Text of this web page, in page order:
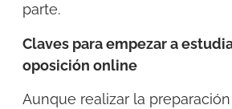
parte.
Claves para empezar a
oposición online
Aunque realizar la